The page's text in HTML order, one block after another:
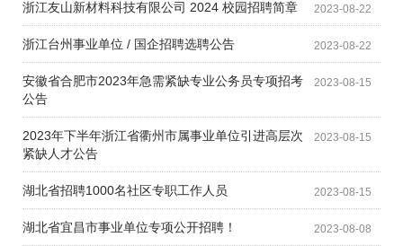
2023-08-22
浙江友山新材料科技有限公司 2024 校园招聘简章
2023-08-22
浙江台州事业单位 / 国企招聘选聘公告
2023-08-15
安徽省合肥市2023年急需紧缺专业公务员专项招考
公告
2023-08-15
2023年下半年浙江省衢州市属事业单位引进高层次
紧缺人才公告
2023-08-15
湖北省招聘1000名社区专职工作人员
2023-08-08
湖北省宜昌市事业单位专项公开招聘！